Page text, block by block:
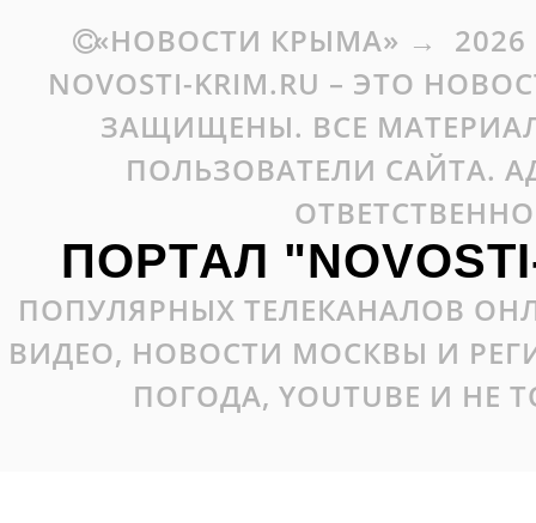
«НОВОСТИ КРЫМА» → 2026
NOVOSTI-KRIM.RU – ЭТО
ЗАЩИЩЕНЫ. ВСЕ
ПОЛЬЗОВАТЕЛИ САЙТА.
ПОРТАЛ
ПОПУЛЯРНЫХ ТЕЛЕКАНАЛОВ
ВИДЕО, НОВОСТИ МОСКВЫ И
ПОГОДА, YOUTUBE И